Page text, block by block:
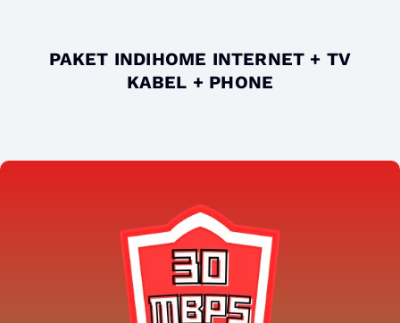
PAKET INDIHOME INTERNET + TV
KABEL + PHONE